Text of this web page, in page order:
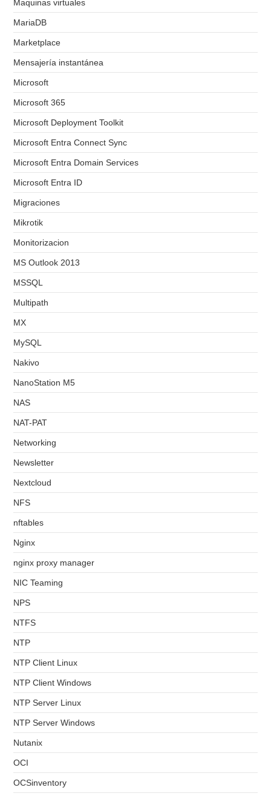
Maquinas virtuales
MariaDB
Marketplace
Mensajería instantánea
Microsoft
Microsoft 365
Microsoft Deployment Toolkit
Microsoft Entra Connect Sync
Microsoft Entra Domain Services
Microsoft Entra ID
Migraciones
Mikrotik
Monitorizacion
MS Outlook 2013
MSSQL
Multipath
MX
MySQL
Nakivo
NanoStation M5
NAS
NAT-PAT
Networking
Newsletter
Nextcloud
NFS
nftables
Nginx
nginx proxy manager
NIC Teaming
NPS
NTFS
NTP
NTP Client Linux
NTP Client Windows
NTP Server Linux
NTP Server Windows
Nutanix
OCI
OCSinventory